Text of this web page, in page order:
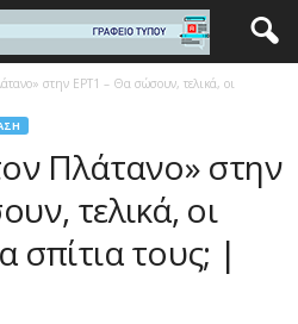
στην ΕΡΤ1 – Θα σώσουν, τελικά, οι
Πλάτανο» στην
τελικά, οι
σπίτια τους; |